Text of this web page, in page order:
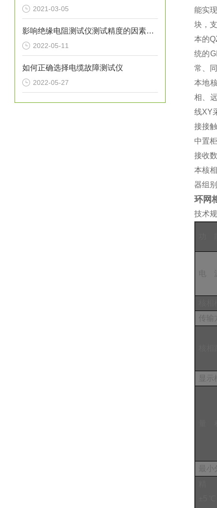
2021-03-05
影响绝缘电阻测试仪测试精度的因素都有哪些呢
2022-05-11
如何正确选择电缆故障测试仪
2022-05-27
能实
块，
本的
统的
常、
本地
相、
线XY
接接
中置
接收
本核
器组
环网
技术
电
传输
显示
最